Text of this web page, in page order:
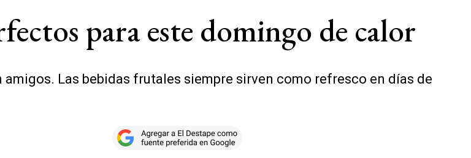
para este domingo de calor
Las bebidas frutales siempre sirven como refresco en días de